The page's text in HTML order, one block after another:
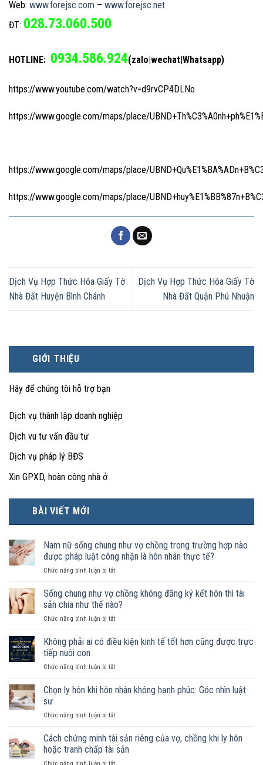
GIỚI THIỆU
Hãy để chúng tôi hỗ trợ bạn
Dịch vụ thành lập doanh nghiệp
Dịch vu tư vấn đầu tư
Dịch vụ pháp lý BĐS
Xin GPXD, hoàn công nhà ở
BÀI VIẾT MỚI
Nam nữ sống chung như vợ chồng trong trường hợp nào
được pháp luật công nhận là hôn nhân thực tế?
Chức năng bình luận bị tắtở
nữ
sống
chung
như
chồng
hợp
được
công
là
hôn
Sống chung như vợ chồng không đăng ký kết hôn thì tài
sản chia như thế nào?
Chức năng bình luận bị tắtở
chung
chồng
đăng
hôn
tài
sản
Không phải ai có điều kiện kinh tế tốt hơn cũng được trực
tiếp nuôi con
Chức năng bình luận bị tắtở
phải
điều
kinh
tế
Chọn ly hôn khi hôn nhân không hạnh phúc: Góc nhìn luật
sư
Chức năng bình luận bị tắtở
ly
hôn
khi
Cách chứng minh tài sản riêng của vợ, chồng khi ly hôn
hoặc tranh chấp tài sản
Chức năng bình luận bị tắtở
Web: www.forejsc.com – www.forejsc.net
ĐT: 028.73.060.500
HOTLINE: 0934.586.924(zalo|wechat|Whatsapp)
https://www.youtube.com/watch?v=d9rvCP4DLNo
https://www.google.com/maps/place/
https://www.google.com/maps/place/
https://www.google.com/maps/place/
Dịch Vụ Hợp Thức Hóa Giấy Tờ
Nhà Đất Huyện Bình Chánh
Dịch Vụ Hợp Thức Hóa Giấy Tờ
Nhà Đất Quận Phú Nhuận